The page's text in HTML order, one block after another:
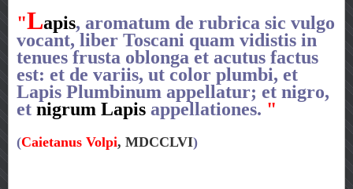
"Lapis, aromatum de rubrica sic vulgo
vocant, liber Toscani quam vidistis in
tenues frusta oblonga et acutus factus
est: et de variis, ut color plumbi, et
Lapis Plumbinum appellatur; et nigro,
et nigrum Lapis appellationes. "
(Caietanus Volpi, MDCCLVI)